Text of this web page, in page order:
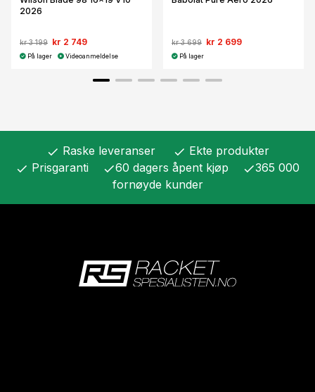
2026
kr 3 199 kr 2 749
På lager Videoanmeldelse
kr 3 699 kr 2 699
På lager
check Raske leveranser check Ekte produkter
check Prisgaranti check60 dagers åpent kjøp check365 000
fornøyde kunder